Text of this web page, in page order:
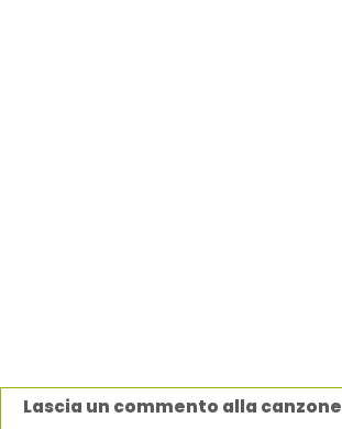
Lascia un commento alla canzone